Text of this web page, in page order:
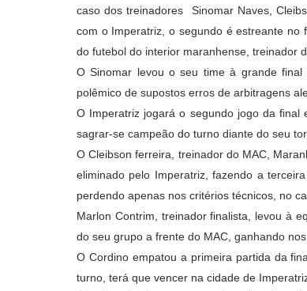
caso dos treinadores Sinomar Naves,
com o Imperatriz, o segundo é estreante no
do futebol do interior maranhense, treinador
O Sinomar levou o seu time à grande
polêmico de supostos erros de arbitragens
O Imperatriz jogará o segundo jogo da
sagrar-se campeão do turno diante do seu
O Cleibson ferreira, treinador do MAC,
eliminado pelo Imperatriz, fazendo a
perdendo apenas nos critérios técnicos, no
Marlon Contrim, treinador finalista, levou à
do seu grupo a frente do MAC, ganhando
O Cordino empatou a primeira partida da
turno, terá que vencer na cidade de